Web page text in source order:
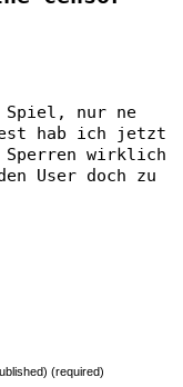
nur ne
hab ich jetzt
Sperren wirklich
User doch zu
(required)